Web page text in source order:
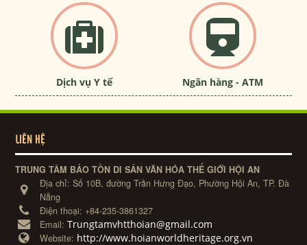
Dịch vụ Y tế Ngân hàng - ATM
LIÊN HỆ
TRUNG TÂM BẢO TỒN DI SẢN VĂN HÓA THẾ GIỚI HỘI AN
Địa chỉ:Số 10B, đường Trần Hưng Đạo, Phường Hội An, TP. Đà
Nẵng
Điện thoại: +84-235-3861327
Email:Trungtamvhtthoian@gmail.com
Website: http://www.hoianworldheritage.org.vn